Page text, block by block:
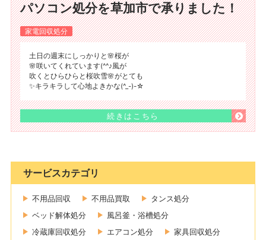
パソコン処分を草加市で承りました！
家電回収処分
土日の週末にしっかりと🌸桜が
🌸咲いてくれています(^^♪風が
吹くとひらひらと桜吹雪🌸がとても
✨キラキラして心地よきかな(^_-)-☆
続きはこちら
サービスカテゴリ
不用品回収 不用品買取
タンス処分
ベッド解体処分
風呂釜・浴槽処分
冷蔵庫回収処分
エアコン処分
家具回収処分